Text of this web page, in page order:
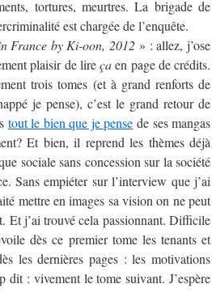
tortures, meurtres. La brigade de
est chargée de l’enquête.
France by Ki-oon, 2012» : allez, j’ose
plaisir de lireçaen page de crédits.
trois tomes (et à grand renforts de
je pense), c’est le grand retour de
tout le bien que je pense de ses mangas
Et bien, il reprend les thèmes déjà
sociale sans concession sur la société
Sans empiéter sur l’interview que j’ai
mettre en images sa vision on ne peut
Et j’ai trouvé cela passionnant. Difficile
dès ce premier tome les tenants et
les dernières pages : les motivations
dit : vivement le tome suivant. J’espère